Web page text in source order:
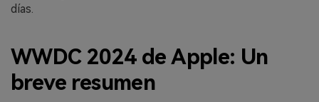
días.
WWDC 2024 de Apple: Un
breve resumen